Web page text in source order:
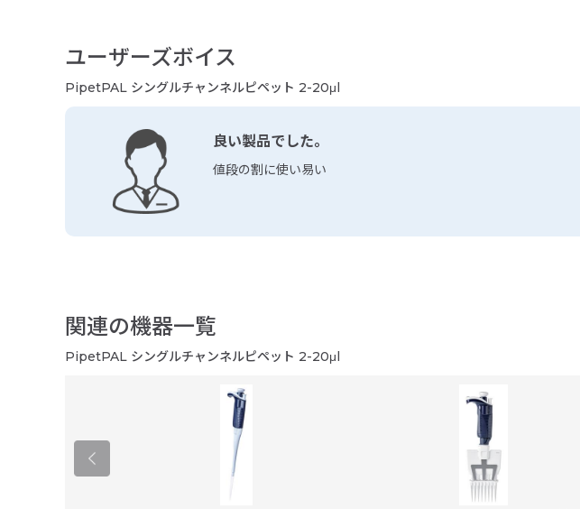
ユーザーズボイス
PipetPAL シングルチャンネルピペット 2-20μl
良い製品でした。
値段の割に使い易い
関連の機器一覧
PipetPAL シングルチャンネルピペット 2-20μl